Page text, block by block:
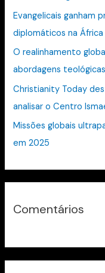
r
p
o
r
:
Evangelicais ganham
diplomáticos na África
O realinhamento
abordagens teológicas
Christianity Today
analisar o Centro
Missões globais
em 2025
Comentários